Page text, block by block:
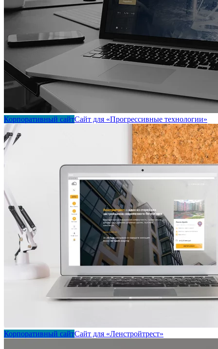
Корпоративный сайтСайт для «Прогрессивные технологии»
Корпоративный сайтСайт для «Ленстройтрест»